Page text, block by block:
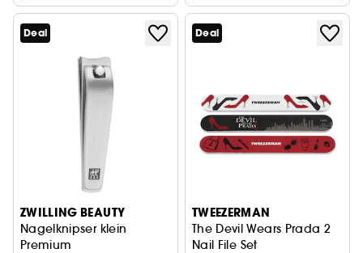
Deal
ZWILLING BEAUTY
Nagelknipser klein
Premium
Deal
TWEEZERMAN
The Devil Wears Prada 2
Nail File Set